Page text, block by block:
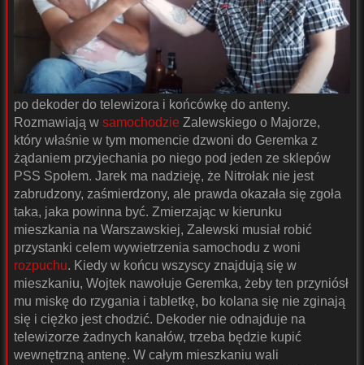
po dekoder do telewizora i końcówkę do anteny.
Rozmawiają w samochodzie Zalewskiego o Majorze,
który właśnie w tym momencie dzwoni do Geremka z
żądaniem przyjechania po niego pod jeden ze sklepów
PSS Społem. Jarek ma nadzieję, że Nitrołak nie jest
zabrudzony, zaśmierdzony, ale prawda okazała się zgoła
taka, jaka powinna być. Zmierzając w kierunku
mieszkania na Warszawskiej, Zalewski musiał robić
przystanki celem wywietrzenia samochodu z woni
rozpuchu. Kiedy w końcu wszyscy znajdują się w
mieszkaniu, Wojtek nawołuje Geremka, żeby ten przyniósł
mu miskę do rzygania i tabletkę, bo kolana się nie zginają
się i ciężko jest chodzić. Dekoder nie odnajduje na
telewizorze żadnych kanałów, trzeba będzie kupić
wewnętrzną antenę. W całym mieszkaniu wali